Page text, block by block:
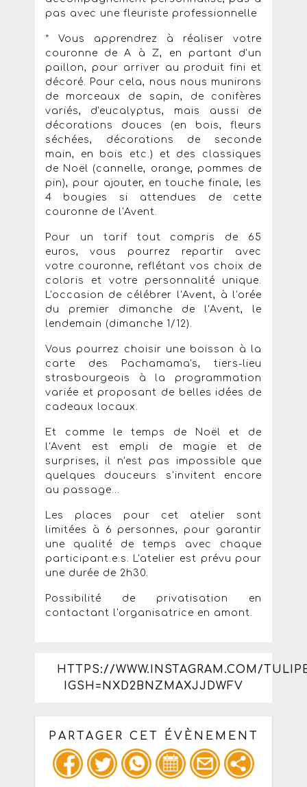
pas avec une fleuriste professionnelle
* Vous apprendrez à réaliser votre
couronne de A à Z, en partant d'un
paillon, pour arriver au produit fini et
décoré. Pour cela, nous nous munirons
de morceaux de sapin, de conifères
variés, d'eucalyptus, mais aussi de
décorations douces (en bois, fleurs
séchées, décorations de seconde
main, en bois etc.) et des classiques
de Noël (cannelle, orange, pommes de
pin), pour ajouter, en touche finale, les
4 bougies si attendues de cette
couronne de l'Avent.
Pour un tarif tout compris de 65
euros, vous pourrez repartir avec
votre couronne, reflétant vos choix de
coloris et votre personnalité unique.
L'occasion de célébrer l'Avent, à l'orée
du premier dimanche de l'Avent, le
lendemain (dimanche 1/12).
Vous pourrez choisir une boisson à la
carte des Pachamama's, tiers-lieu
strasbourgeois à la programmation
variée et proposant de belles idées de
cadeaux locaux.
Et comme le temps de Noël et de
l'Avent est empli de magie et de
surprises, il n'est pas impossible que
quelques douceurs s'invitent encore
au passage...
Les places pour cet atelier sont
limitées à 6 personnes, pour garantir
une qualité de temps avec chaque
participant.e.s. L'atelier est prévu pour
une durée de 2h30.
Possibilité de privatisation en
contactant l'organisatrice en amont.
HTTPS://WWW.INSTAGRAM.COM/
IGSH=NXD2BNZMAXJJDWFV
PARTAGER CET ÉVÈNEMENT